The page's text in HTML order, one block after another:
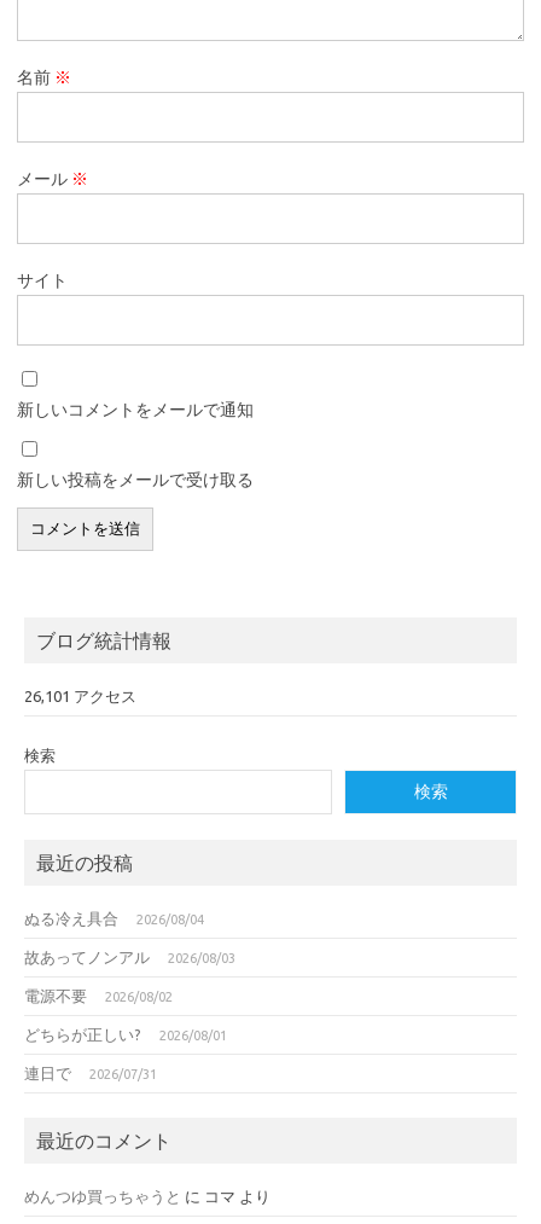
名前 ※
メール ※
サイト
新しいコメントをメールで通知
新しい投稿をメールで受け取る
ブログ統計情報
26,101 アクセス
検索
検索
最近の投稿
ぬる冷え具合 2026/08/04
故あってノンアル 2026/08/03
電源不要 2026/08/02
どちらが正しい? 2026/08/01
連日で 2026/07/31
最近のコメント
めんつゆ買っちゃうと に コマ より